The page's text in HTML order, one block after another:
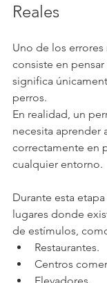
Reales
Uno de los errores
consiste en
significa
perros.
En realidad, un
necesita aprender
correctamente en
cualquier entorno.
Durante esta
lugares donde
de estímulos,
Restaurantes.
Centros
Elevadores.